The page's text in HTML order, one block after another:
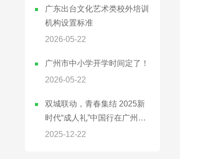
广东出台文化艺术类校外培训
机构设置标准
2026-05-22
广州市中小学开学时间定了！
2026-05-22
双城联动，青春集结 2025新
时代“成人礼”中国行在广州、
深圳同步举行
2025-12-22